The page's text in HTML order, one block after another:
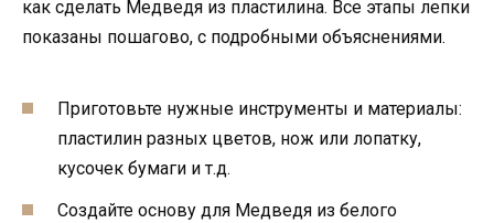
как сделать Медведя из пластилина. Все этапы лепки
показаны пошагово, с подробными объяснениями.
Приготовьте нужные инструменты и материалы:
пластилин разных цветов, нож или лопатку,
кусочек бумаги и т.д.
Создайте основу для Медведя из белого